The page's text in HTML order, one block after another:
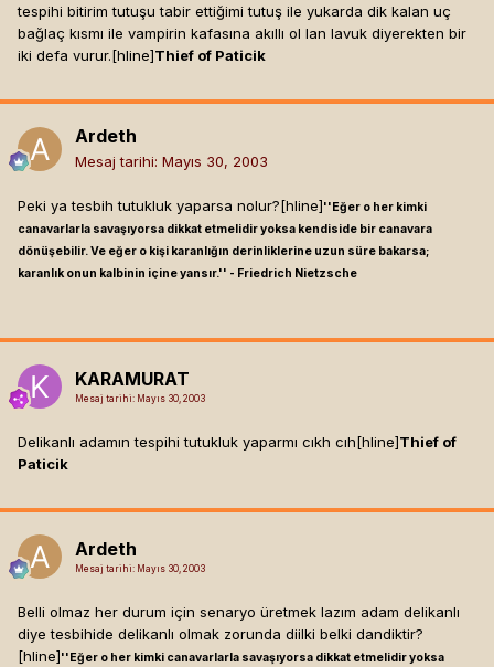
tespihi bitirim tutuşu tabir ettiğimi tutuş ile yukarda dik kalan uç
bağlaç kısmı ile vampirin kafasına akıllı ol lan lavuk diyerekten bir
iki defa vurur.[hline]Thief of Paticik
Ardeth
Mesaj tarihi: Mayıs 30, 2003
Peki ya tesbih tutukluk yaparsa nolur?[hline]''Eğer o her kimki
canavarlarla savaşıyorsa dikkat etmelidir yoksa kendiside bir canavara
dönüşebilir. Ve eğer o kişi karanlığın derinliklerine uzun süre bakarsa;
karanlık onun kalbinin içine yansır.'' - Friedrich Nietzsche
KARAMURAT
Mesaj tarihi: Mayıs 30, 2003
Delikanlı adamın tespihi tutukluk yaparmı cıkh cıh[hline]Thief of
Paticik
Ardeth
Mesaj tarihi: Mayıs 30, 2003
Belli olmaz her durum için senaryo üretmek lazım adam delikanlı
diye tesbihide delikanlı olmak zorunda diilki belki dandiktir?
[hline]''Eğer o her kimki canavarlarla savaşıyorsa dikkat etmelidir yoksa